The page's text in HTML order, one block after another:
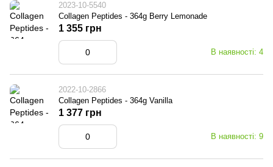
2023-10-5540
Collagen Peptides - 364g Berry Lemonade
В наявності: 4
1 355 грн
2022-10-2866
Collagen Peptides - 364g Vanilla
В наявності: 9
1 377 грн